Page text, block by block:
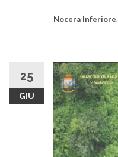
Nocera Inferiore,
25
GIU